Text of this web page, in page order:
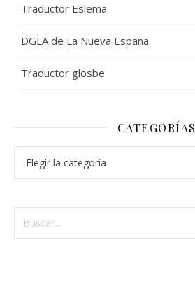
Traductor Eslema
DGLA de La Nueva España
Traductor glosbe
CATEGORÍAS